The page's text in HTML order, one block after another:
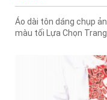
Áo dài tôn dáng chụp
màu tối Lựa Chọn